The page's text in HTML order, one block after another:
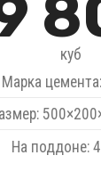
куб
Марка
На поддоне: